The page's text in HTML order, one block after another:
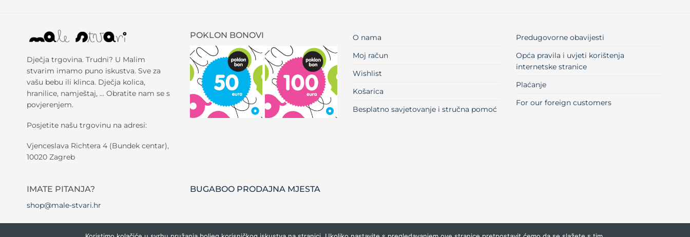
Dječja trgovina. Trudni? U Malim
stvarim imamo puno iskustva. Sve za
vašu bebu ili klinca. Dječja kolica,
hranilice, namještaj, … Obratite nam se s
povjerenjem.
Posjetite našu trgovinu na adresi:
Vjenceslava Richtera 4 (Bundek centar),
10020 Zagreb
POKLON BONOVI
O nama
Moj račun
Wishlist
Košarica
Besplatno savjetovanje i stručna pomoć
Predugovorne obavijesti
Opća pravila i uvjeti korištenja
internetske stranice
Plaćanje
For our foreign customers
IMATE PITANJA?
shop@male-stvari.hr
BUGABOO PRODAJNA MJESTA